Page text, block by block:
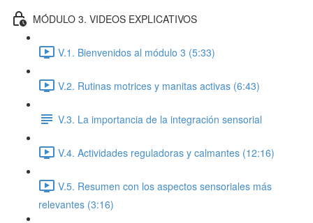
MÓDULO 3. VIDEOS EXPLICATIVOS
V.1. Bienvenidos al módulo 3 (5:33)
V.2. Rutinas motrices y manitas activas (6:43)
V.3. La importancia de la integración sensorial
V.4. Actividades reguladoras y calmantes (12:16)
V.5. Resumen con los aspectos sensoriales más
relevantes (3:16)